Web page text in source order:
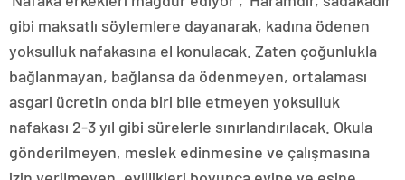
gibi maksatlı söylemlere dayanarak, kadına ödenen
yoksulluk nafakasına el konulacak. Zaten çoğunlukla
bağlanmayan, bağlansa da ödenmeyen, ortalaması
asgari ücretin onda biri bile etmeyen yoksulluk
nafakası 2-3 yıl gibi sürelerle sınırlandırılacak. Okula
gönderilmeyen, meslek edinmesine ve çalışmasına